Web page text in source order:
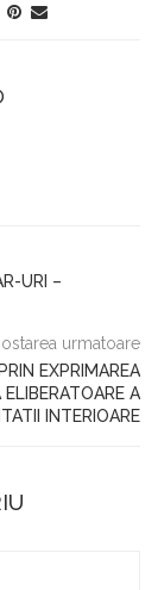
URI –
urmatoare
EXPRIMAREA
A
INTERIOARE